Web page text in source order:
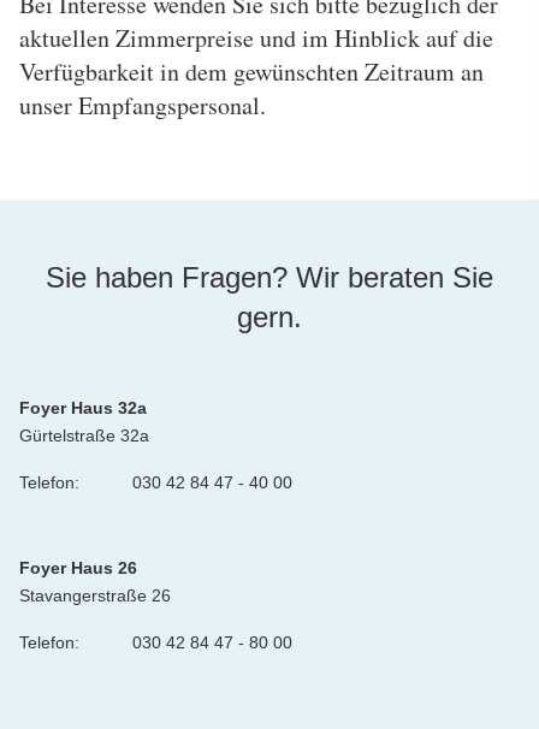
aktuellen Zimmerpreise und im Hinblick auf die
Verfügbarkeit in dem gewünschten Zeitraum an
unser Empfangspersonal.
Sie haben Fragen? Wir beraten Sie
gern.
Foyer Haus 32a
Gürtelstraße 32a
Telefon: 030 42 84 47 - 40 00
Foyer Haus 26
Stavangerstraße 26
Telefon: 030 42 84 47 - 80 00